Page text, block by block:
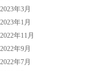
2023年3月
2023年1月
2022年11月
2022年9月
2022年7月